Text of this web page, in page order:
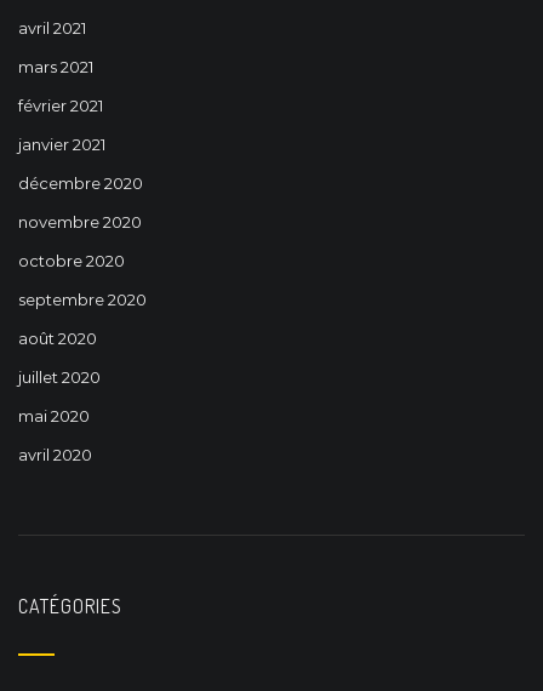
avril 2021
mars 2021
février 2021
janvier 2021
décembre 2020
novembre 2020
octobre 2020
septembre 2020
août 2020
juillet 2020
mai 2020
avril 2020
CATÉGORIES